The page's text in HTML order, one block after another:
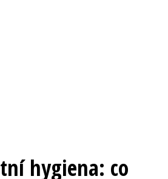
hygiena: co